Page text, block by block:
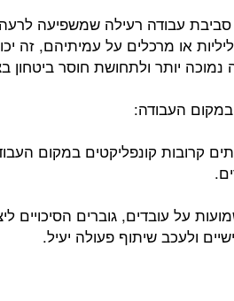
סביבת עבודה רעילה שמשפיעה
או מרכלים על עמיתיהם, זה
נמוכה יותר ולתחושת חוסר ביטחון
קרובות קונפליקטים במקום
על עובדים, גוברים הסיכויים
ולעכב שיתוף פעולה יעיל.